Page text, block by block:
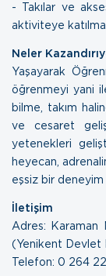
- Takılar ve
aktiviteye
Neler
Yaşayarak
öğrenmeyi yani
bilme, takım
ve cesaret
yetenekleri
heyecan,
eşsiz bir deneyim
İletişim
Adres: Karaman
(Yenikent Devlet
Telefon: 0 264